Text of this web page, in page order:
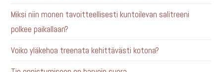
Miksi niin monen tavoitteellisesti kuntoilevan salitreeni
polkee paikallaan?
Voiko yläkehoa treenata kehittävästi kotona?